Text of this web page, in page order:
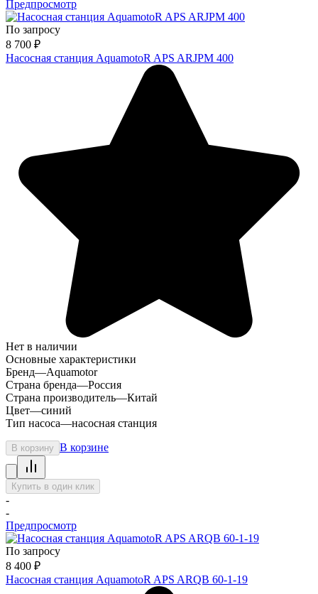
Предпросмотр
По запросу
8 700 ₽
Насосная станция AquamotoR APS ARJPM 400
Нет в наличии
Основные характеристики
Бренд—Aquamotor
Страна бренда—Россия
Страна производитель—Китай
Цвет—синий
Тип насоса—насосная станция
В корзину В корзине
Купить в один клик
-
-
Предпросмотр
По запросу
8 400 ₽
Насосная станция AquamotoR APS ARQB 60-1-19